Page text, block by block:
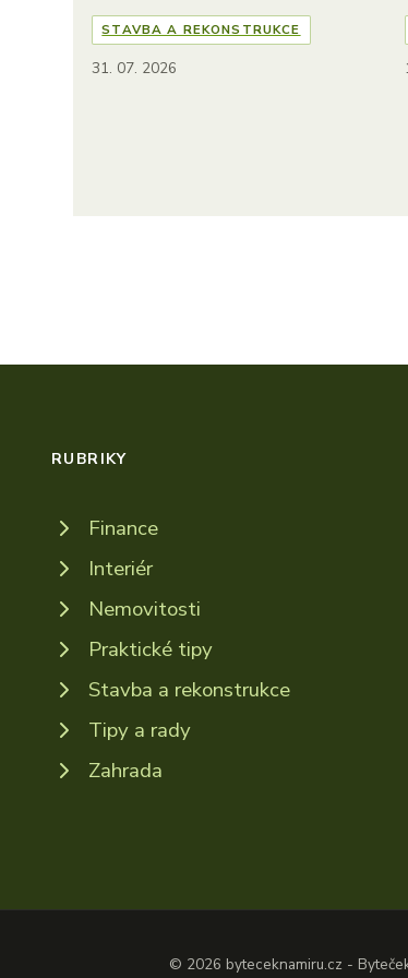
STAVBA A REKONSTRUKCE
31. 07. 2026
RUBRIKY
Finance
Interiér
Nemovitosti
Praktické tipy
Stavba a rekonstrukce
Tipy a rady
Zahrada
© 2026 byteceknamiru.cz -